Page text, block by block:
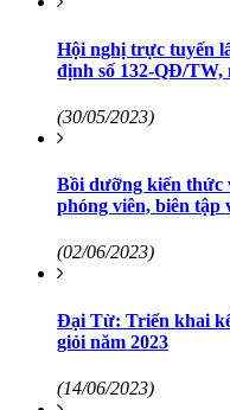
Hội nghị trực tuyến
định số 132-QĐ/TW,
(30/05/2023)
Bồi dưỡng kiến thức
phóng viên, biên tập
(02/06/2023)
Đại Từ: Triển khai
giỏi năm 2023
(14/06/2023)